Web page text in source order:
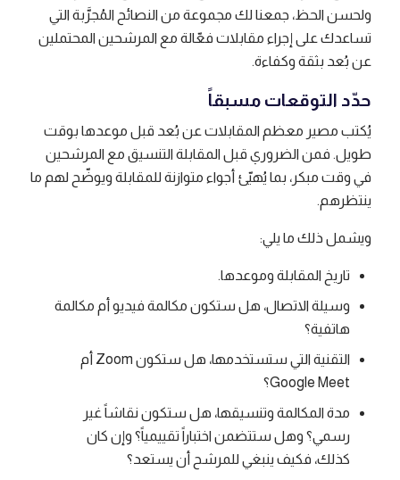
ولحسن الحظ، جمعنا لك مجموعة من النصائح المُجرَّبة التي
تساعدك على إجراء مقابلات فعّالة مع المرشحين المحتملين
عن بُعد بثقة وكفاءة.
حدّد التوقعات مسبقاً
يُكتب مصير معظم المقابلات عن بُعد قبل موعدها بوقت
طويل. فمن الضروري قبل المقابلة التنسيق مع المرشحين
في وقت مبكر، بما يُهيّئ أجواء متوازنة للمقابلة ويوضّح لهم ما
ينتظرهم.
ويشمل ذلك ما يلي:
تاريخ المقابلة وموعدها.
وسيلة الاتصال، هل ستكون مكالمة فيديو أم مكالمة
هاتفية؟
التقنية التي ستستخدمها، هل ستكون Zoom أم
Google Meet؟
مدة المكالمة وتنسيقها، هل ستكون نقاشاً غير
رسمي؟ وهل ستتضمن اختباراً تقييمياً؟ وإن كان
كذلك، فكيف ينبغي للمرشح أن يستعد؟